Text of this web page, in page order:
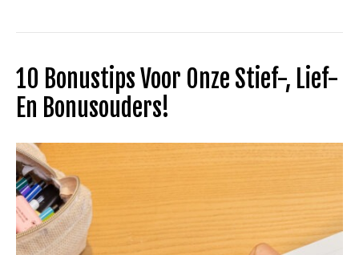
10 Bonustips Voor Onze Stief-, Lief-
En Bonusouders!